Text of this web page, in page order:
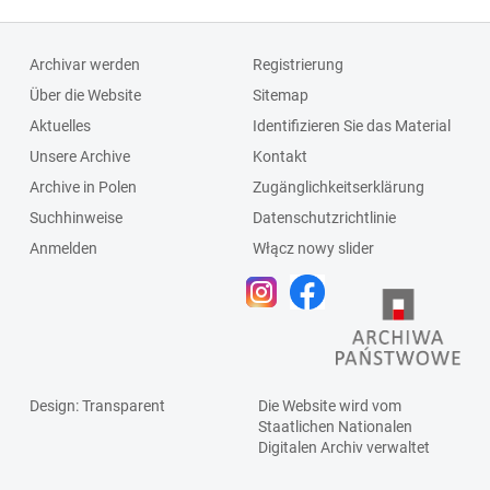
Archivar werden
Über die Website
Aktuelles
Unsere Archive
Archive in Polen
Suchhinweise
Anmelden
Registrierung
Sitemap
Identifizieren Sie das Material
Kontakt
Zugänglichkeitserklärung
Datenschutzrichtlinie
Włącz nowy slider
Design: Transparent
Die Website wird vom
Staatlichen Nationalen
Digitalen Archivverwaltet